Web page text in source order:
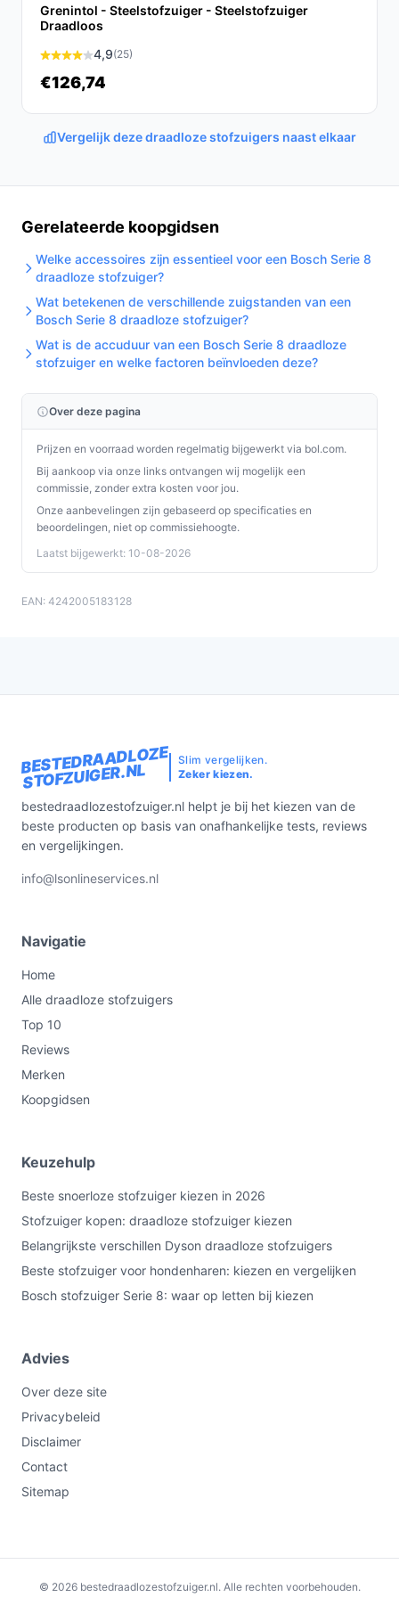
Conclusie
uitstekende combinatie van gebruiksgemak, efficiëntie
en kracht. Met zijn zakloze ontwerp en lange accuduur
is het de ideale keuze voor elke moderne huishouding.
Ontdek alle specificaties en vergelijk prijzen op
past bij jouw behoeften!
Grenintol - Steelstofzuiger - Steelstofzuiger
Draadloos
4,9(25)
€126,74
Vergelijk deze draadloze stofzuigers naast elkaar
Gerelateerde koopgidsen
Welke accessoires zijn essentieel voor een Bosch Serie 8
draadloze stofzuiger?
Wat betekenen de verschillende zuigstanden van een
Bosch Serie 8 draadloze stofzuiger?
Wat is de accuduur van een Bosch Serie 8 draadloze
stofzuiger en welke factoren beïnvloeden deze?
Over deze pagina
Prijzen en voorraad worden regelmatig bijgewerkt via bol.com.
Bij aankoop via onze links ontvangen wij mogelijk een
commissie, zonder extra kosten voor jou.
Onze aanbevelingen zijn gebaseerd op specificaties en
beoordelingen, niet op commissiehoogte.
Laatst bijgewerkt: 10-08-2026
EAN: 4242005183128
€101,50 Bekijk op bol.com
BESTEDRAADLOZE
STOFZUIGER.NL
Slim vergelijken.
Zeker kiezen.
bestedraadlozestofzuiger.nl helpt je bij het kiezen van de
beste producten op basis van onafhankelijke tests, reviews
en vergelijkingen.
info@lsonlineservices.nl
Navigatie
Home
Alle draadloze stofzuigers
Top 10
Reviews
Merken
Koopgidsen
Keuzehulp
Beste snoerloze stofzuiger kiezen in 2026
Stofzuiger kopen: draadloze stofzuiger kiezen
Belangrijkste verschillen Dyson draadloze stofzuigers
Beste stofzuiger voor hondenharen: kiezen en vergelijken
Bosch stofzuiger Serie 8: waar op letten bij kiezen
Advies
Over deze site
Privacybeleid
Disclaimer
Contact
Sitemap
© 2026 bestedraadlozestofzuiger.nl. Alle rechten voorbehouden.